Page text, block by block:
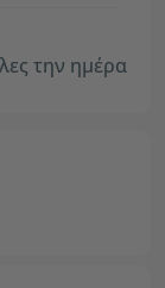
την ημέρα